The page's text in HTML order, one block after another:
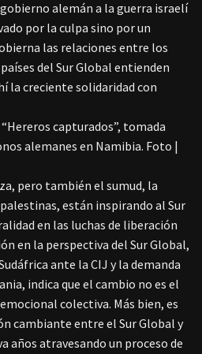
alemán a la guerra israelí
por la culpa sino por un
las relaciones entre los
del Sur Global entienden
la creciente solidaridad con
pero también el sumud, la
están inspirando al Sur
en las luchas de liberación
en la perspectiva del Sur Global,
ante la CIJ y la demanda
indica que el cambio no es el
colectiva. Más bien, es
cambiante entre el Sur Global y
años atravesando un proceso de